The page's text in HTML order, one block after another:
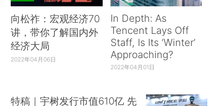
向松祚：宏观经济70
讲，带你了解国内外
经济大局
2022年04月06日
In Depth: As
Tencent Lays Off
Staff, Is Its ‘Winter’
Approaching?
2022年04月01日
特稿｜宇树发行市值610亿 先